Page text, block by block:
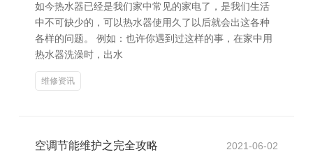
如今热水器已经是我们家中常见的家电了，是我们生活
中不可缺少的，可以热水器使用久了以后就会出这各种
各样的问题。 例如：也许你遇到过这样的事，在家中用
热水器洗澡时，出水
维修资讯
空调节能维护之完全攻略 2021-06-02